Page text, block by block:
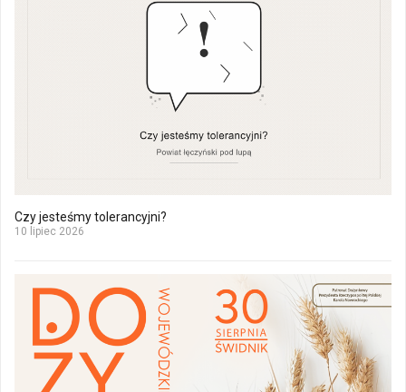
Czy jesteśmy tolerancyjni?
10 lipiec 2026